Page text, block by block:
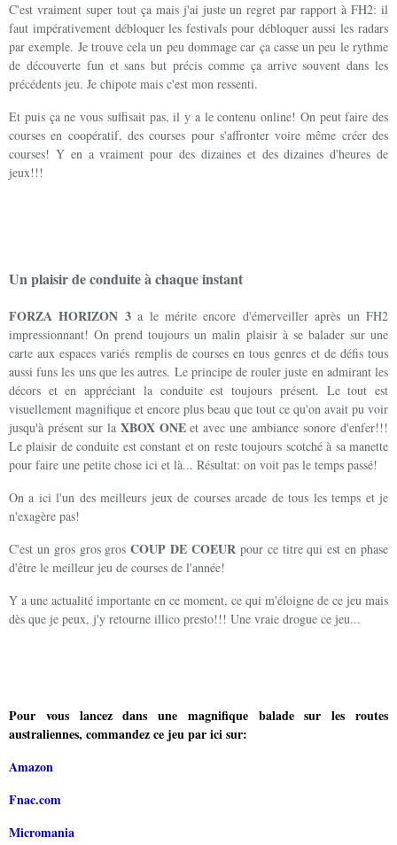
C'est vraiment super tout ça mais j'ai juste un regret par rapport à FH2: il
faut impérativement débloquer les festivals pour débloquer aussi les radars
par exemple. Je trouve cela un peu dommage car ça casse un peu le rythme
de découverte fun et sans but précis comme ça arrive souvent dans les
précédents jeu. Je chipote mais c'est mon ressenti.
Et puis ça ne vous suffisait pas, il y a le contenu online! On peut faire des
courses en coopératif, des courses pour s'affronter voire même créer des
courses! Y en a vraiment pour des dizaines et des dizaines d'heures de
jeux!!!
Un plaisir de conduite à chaque instant
FORZA HORIZON 3a le mérite encore d'émerveiller après un FH2
impressionnant! On prend toujours un malin plaisir à se balader sur une
carte aux espaces variés remplis de courses en tous genres et de défis tous
aussi funs les uns que les autres. Le principe de rouler juste en admirant les
décors et en appréciant la conduite est toujours présent. Le tout est
visuellement magnifique et encore plus beau que tout ce qu'on avait pu voir
jusqu'à présent sur la XBOX ONEet avec une ambiance sonore d'enfer!!!
Le plaisir de conduite est constant et on reste toujours scotché à sa manette
pour faire une petite chose ici et là... Résultat: on voit pas le temps passé!
On a ici l'un des meilleurs jeux de courses arcade de tous les temps et je
n'exagère pas!
C'est un gros gros grosCOUP DE COEUR pour ce titre qui est en phase
d'être le meilleur jeu de courses de l'année!
Y a une actualité importante en ce moment, ce qui m'éloigne de ce jeu mais
dès que je peux, j'y retourne illico presto!!! Une vraie drogue ce jeu...
Pour vous lancez dans une magnifique balade sur les routes
australiennes, commandez ce jeu par ici sur:
Amazon
Fnac.com
Micromania